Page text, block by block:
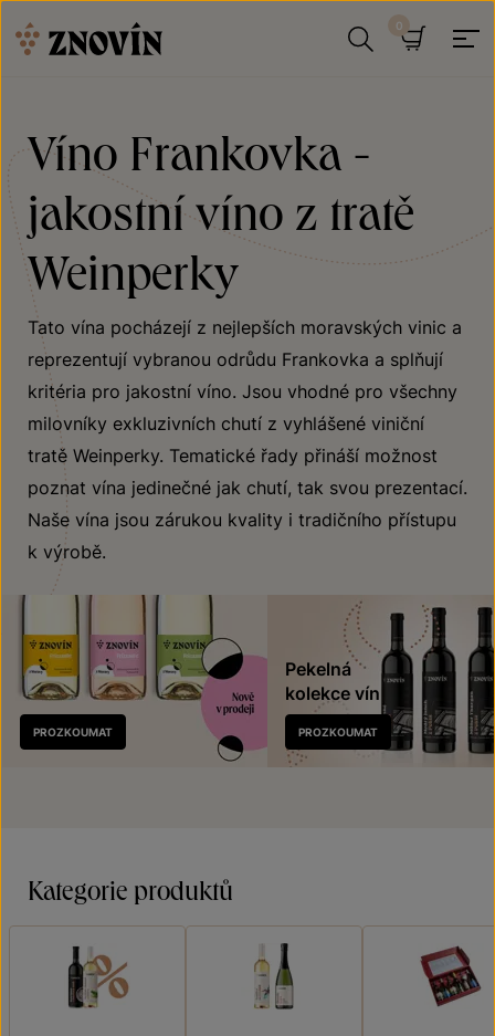
Víno Frankovka -
jakostní víno z tratě
Weinperky
Tato vína pocházejí z nejlepších moravských vinic a
reprezentují vybranou odrůdu Frankovka a splňují
kritéria pro jakostní víno. Jsou vhodné pro všechny
milovníky exkluzivních chutí z vyhlášené viniční
tratě Weinperky. Tematické řady přináší možnost
poznat vína jedinečné jak chutí, tak svou prezentací.
Naše vína jsou zárukou kvality i tradičního přístupu
k výrobě.
Nově
v prodeji
PROZKOUMAT
Pekelná
kolekce vín
PROZKOUMAT
Kategorie produktů